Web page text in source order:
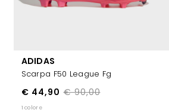
ADIDAS
Scarpa F50 League Fg
€ 90,00
€ 44,90
1 colore